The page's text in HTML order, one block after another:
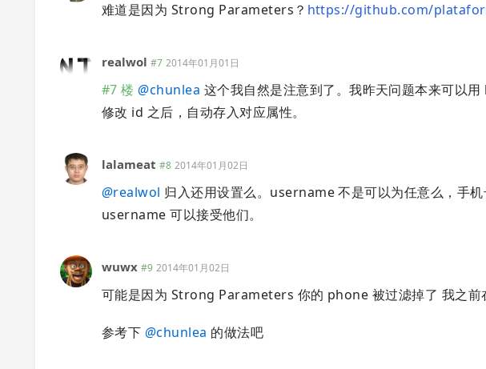
难道是因为 Strong Parameters？ https://github.com/
realwol #7 2014年01月01日
#7 楼 @chunlea 这个我自然是注意到了。我昨天问题本来可以
修改 id 之后，自动存入对应属性。
lalameat #8 2014年01月02日
@realwol 归入还用设置么。username 不是可以为任意么，手
username 可以接受他们。
wuwx #9 2014年01月02日
可能是因为 Strong Parameters 你的 phone 被过滤掉了 我之前
参考下 @chunlea 的做法吧